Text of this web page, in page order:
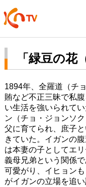
「緑豆の花
1894年、全羅道（チ
賄など不正三昧で私
い生活を強いられて
ン（チョ・ジョンソ
父に育てられ、庶子
きていた。イガンの
は本妻の子としてエ
義母兄弟という関係
可愛がり、イヒョン
がイガンの立場を追